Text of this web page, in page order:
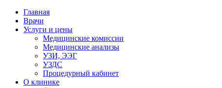
Главная
Врачи
Услуги и цены
Медицинские комиссии
Медицинские анализы
УЗИ, ЭЭГ
УЗДС
Процедурный кабинет
О клинике